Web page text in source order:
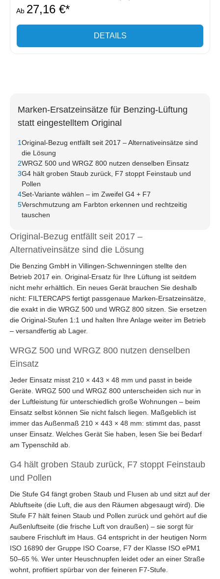
Ab 27,16 €*
DETAILS
Marken-Ersatzeinsätze für Benzing-Lüftung
statt eingestelltem Original
1Original-Bezug entfällt seit 2017 – Alternativeinsätze sind
die Lösung
2WRGZ 500 und WRGZ 800 nutzen denselben Einsatz
3G4 hält groben Staub zurück, F7 stoppt Feinstaub und
Pollen
4Set-Variante wählen – im Zweifel G4 + F7
5Verschmutzung am Farbton erkennen und rechtzeitig
tauschen
Original-Bezug entfällt seit 2017 –
Alternativeinsätze sind die Lösung
Die Benzing GmbH in Villingen-Schwenningen stellte den
Betrieb 2017 ein. Original-Ersatz für Ihre Lüftung ist seitdem
nicht mehr erhältlich. Ein neues Gerät brauchen Sie deshalb
nicht: FILTERCAPS fertigt passgenaue Marken-Ersatzeinsätze,
die exakt in die WRGZ 500 und WRGZ 800 sitzen. Sie ersetzen
die Original-Stufen 1:1 und halten Ihre Anlage weiter im Betrieb
– versandfertig ab Lager.
WRGZ 500 und WRGZ 800 nutzen denselben
Einsatz
Jeder Einsatz misst 210 × 443 × 48 mm und passt in beide
Geräte. WRGZ 500 und WRGZ 800 unterscheiden sich nur in
der Luftleistung für unterschiedlich große Wohnungen – beim
Einsatz selbst können Sie nicht falsch liegen. Maßgeblich ist
immer das Außenmaß 210 × 443 × 48 mm: stimmt das, passt
unser Einsatz. Welches Gerät Sie haben, lesen Sie bei Bedarf
am Typenschild ab.
G4 hält groben Staub zurück, F7 stoppt Feinstaub
und Pollen
Die Stufe G4 fängt groben Staub und Flusen ab und sitzt auf der
Abluftseite (die Luft, die aus den Räumen abgesaugt wird). Die
Stufe F7 hält feinen Staub und Pollen zurück und gehört auf die
Außenluftseite (die frische Luft von draußen) – sie sorgt für
saubere Frischluft im Haus. G4 entspricht in der heutigen Norm
ISO 16890 der Gruppe ISO Coarse, F7 der Klasse ISO ePM1
50–65 %. Wer unter Heuschnupfen leidet oder an einer Straße
wohnt, profitiert spürbar von der feineren F7-Stufe.